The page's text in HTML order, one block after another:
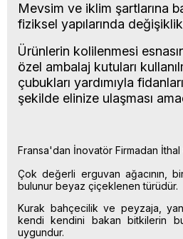
Mevsim ve iklim şartlarına
fiziksel yapılarında
Ürünlerin kolilenmesi
özel ambalaj kutuları
çubukları yardımıyla
şekilde elinize ulaşması
Fransa'dan İnovatör Firmadan İthal
Çok değerli erguvan ağacının,
bulunur beyaz çiçeklenen türüdür.
Kurak bahçecilik ve peyzaja,
kendi kendini bakan bitkilerin
uygundur.